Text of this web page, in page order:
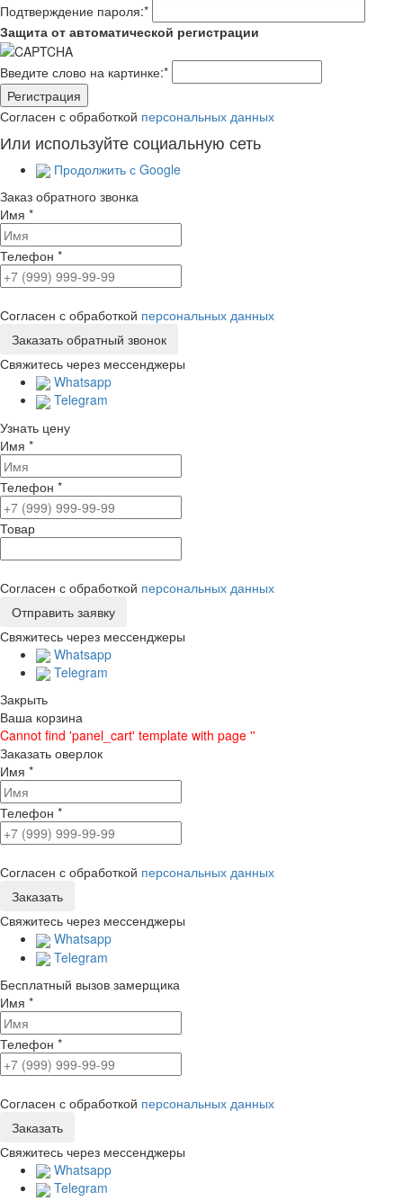
Подтверждение пароля:*
Защита от автоматической регистрации
Введите слово на картинке:*
Согласен с обработкой персональных данных
Или используйте социальную сеть
Продолжить с Google
Заказ обратного звонка
Имя *
Телефон *
Согласен с обработкой персональных данных
Свяжитесь через мессенджеры
Whatsapp
Telegram
Узнать цену
Имя *
Телефон *
Товар
Согласен с обработкой персональных данных
Свяжитесь через мессенджеры
Whatsapp
Telegram
Закрыть
Ваша корзина
Cannot find 'panel_cart' template with page ''
Заказать оверлок
Имя *
Телефон *
Согласен с обработкой персональных данных
Свяжитесь через мессенджеры
Whatsapp
Telegram
Бесплатный вызов замерщика
Имя *
Телефон *
Согласен с обработкой персональных данных
Свяжитесь через мессенджеры
Whatsapp
Telegram